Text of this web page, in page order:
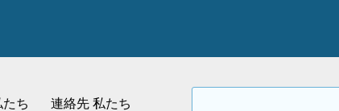
ち 連絡先 私たち